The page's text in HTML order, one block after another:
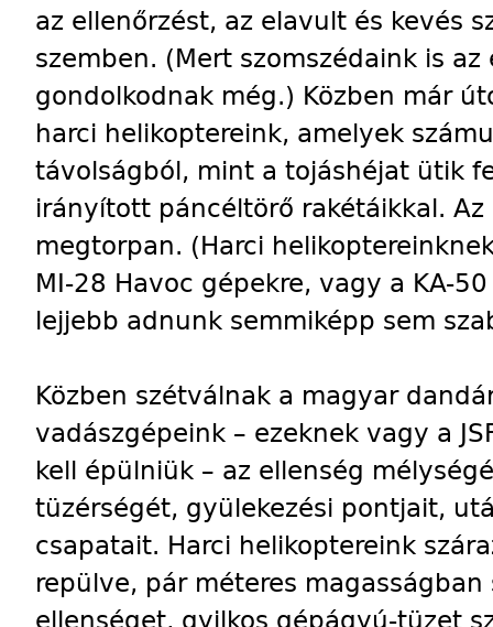
az ellenőrzést, az elavult és kevés
szemben. (Mert szomszédaink is
gondolkodnak még.) Közben már
harci helikoptereink, amelyek
távolságból, mint a tojáshéjat ütik
irányított páncéltörő rakétáikkal.
megtorpan. (Harci
MI-28 Havoc gépekre, vagy a KA-
lejjebb adnunk semmiképp sem
Közben szétválnak a magyar
vadászgépeink – ezeknek vagy a
kell épülniük – az ellenség
tüzérségét, gyülekezési pontjait,
csapatait. Harci helikoptereink
repülve, pár méteres
ellenséget, gyilkos gépágyú-tüzet